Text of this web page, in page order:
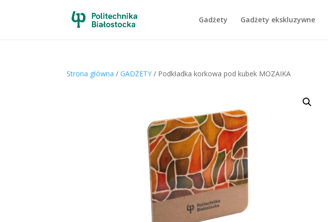
Gadżety Gadżety ekskluzywne
Strona główna /GADŻETY / Podkładka korkowa pod kubek MOZAIKA